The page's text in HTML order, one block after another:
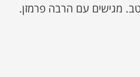
מגישים עם הרבה פרמזן.